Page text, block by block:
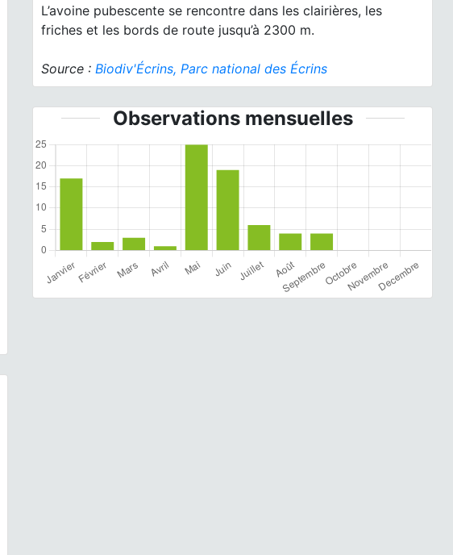
L’avoine pubescente se rencontre dans les clairières, les
friches et les bords de route jusqu’à 2300 m.
Source :Biodiv'Écrins, Parc national des Écrins
Observations mensuelles